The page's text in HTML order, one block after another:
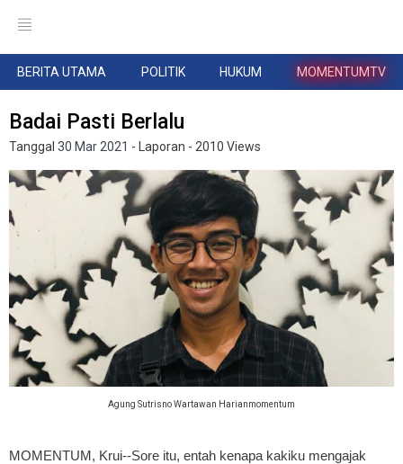
BERITA UTAMA POLITIK HUKUM MOMENTUMTV
Badai Pasti Berlalu
Tanggal 30 Mar 2021 - Laporan - 2010 Views
Agung Sutrisno Wartawan Harianmomentum
MOMENTUM, Krui--Sore itu, entah kenapa kakiku mengajak